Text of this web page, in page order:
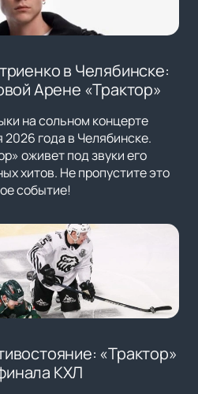
в Челябинске:
Арене «Трактор»
на сольном концерте
года в Челябинске.
оживет под звуки его
хитов. Не пропустите это
событие!
«Трактор»
КХЛ